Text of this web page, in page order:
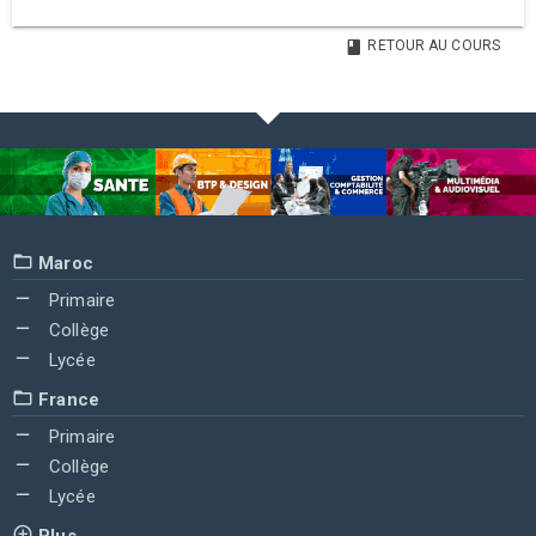
RETOUR AU COURS
Maroc
Primaire
Collège
Lycée
France
Primaire
Collège
Lycée